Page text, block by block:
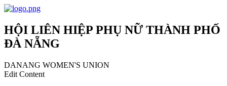
HỘI LIÊN HIỆP PHỤ NỮ THÀNH PHỐ
ĐÀ NẴNG
DANANG WOMEN'S UNION
Edit Content